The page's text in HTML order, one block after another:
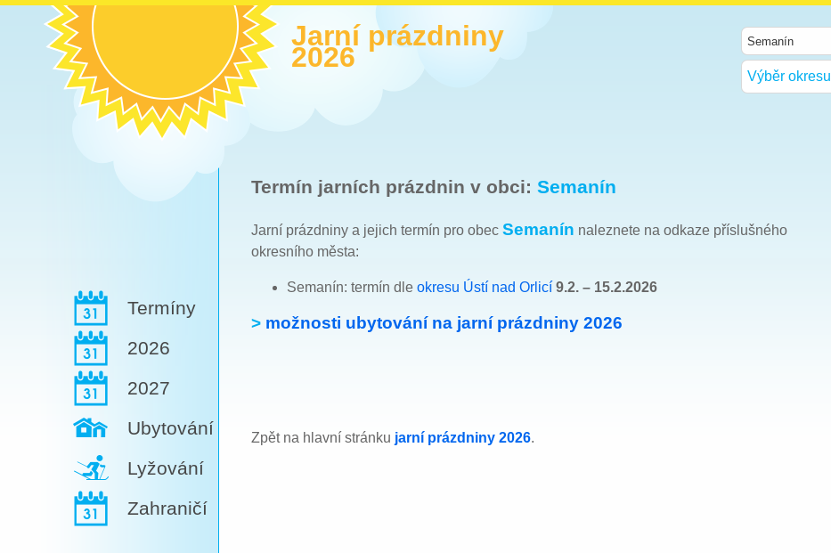
Jarní prázdniny
2026
Výběr okresu
Termíny
2026
2027
Ubytování
Lyžování
Zahraničí
Termín jarních prázdnin v obci: Semanín
Jarní prázdniny a jejich termín pro obec Semanín naleznete na odkaze příslušného
okresního města:
Semanín: termín dle okresu Ústí nad Orlicí 9.2. – 15.2.2026
> možnosti ubytování na jarní prázdniny 2026
Zpět na hlavní stránku jarní prázdniny 2026.